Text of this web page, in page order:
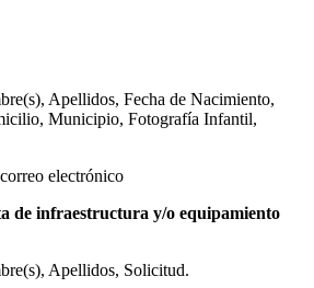
Apellidos, Fecha de Nacimiento,
Municipio, Fotografía Infantil,
electrónico
de infraestructura y/o equipamiento
Apellidos, Solicitud.